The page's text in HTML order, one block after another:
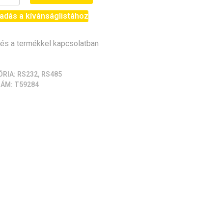
a kívánságlistához
a termékkel kapcsolatban
RS232, RS485
T59284